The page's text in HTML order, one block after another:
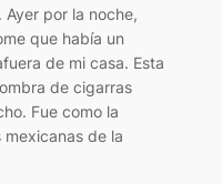
Ayer por la noche,
que había un
de mi casa. Esta
de cigarras
Fue como la
de la